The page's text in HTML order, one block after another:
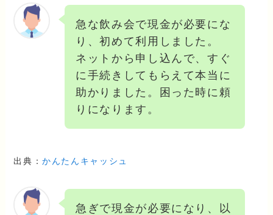
急な飲み会で現金が必要にな
り、初めて利用しました。
ネットから申し込んで、すぐ
に手続きしてもらえて本当に
助かりました。困った時に頼
りになります。
出典：かんたんキャッシュ
急ぎで現金が必要になり、以